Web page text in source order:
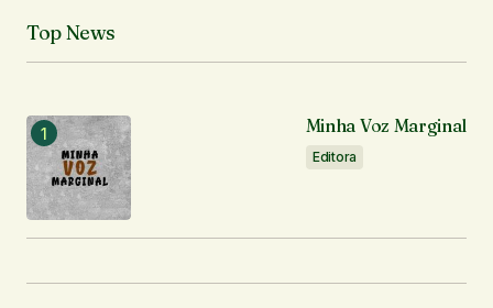
Top News
Minha Voz Marginal
Editora